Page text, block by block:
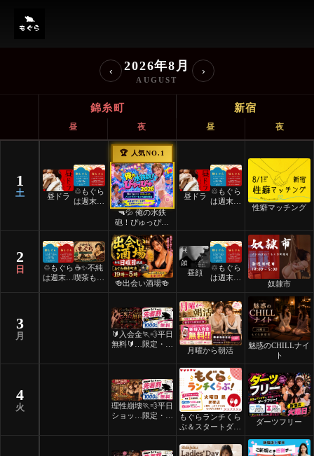
ノンハプバーもぐら イベント
‹ 2026年8月
AUGUST
›
錦糸町 新宿
昼 夜 昼 夜
1
土 昼ドラ
♲もぐら
は週末祝
🏆 人気NO.1
🔫💦 俺の水鉄
砲！ぴゅっぴゅ
2026 💦🔫
昼ドラ
♲もぐら
は週末祝
性癖マッチング
2
日
♲もぐら
は週末祝
☕️✨不純
喫茶もぐ
🍻出会い酒場🍻
昼顔
♲もぐら
は週末祝
奴隷市
3
月
🔰入会金
無料🔰ご
ーツナイ
🏃💨平日
限定・先
月曜から朝活
魅惑のCHILLナイ
ト
4
火
理性崩壊
ショット
ー
🏃💨平日
限定・先
もぐらランチくら
ぶ＆スタートダッ
シュ
ダーツフリー